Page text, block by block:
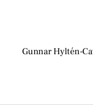
Gunnar Hyltén-